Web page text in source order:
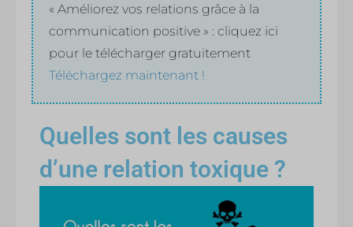
« Améliorez vos relations grâce à la
communication positive » : cliquez ici
pour le télécharger gratuitement
Téléchargez maintenant !
Quelles sont les causes
d’une relation toxique ?